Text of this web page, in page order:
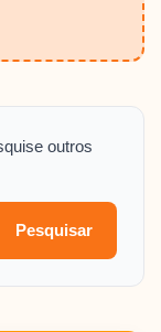
outros
Pesquisar